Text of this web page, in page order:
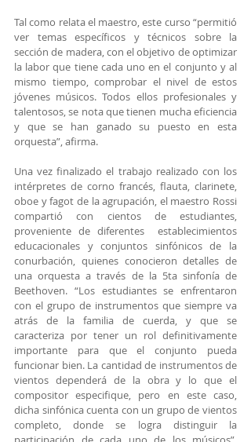
Tal como relata el maestro, este curso “permitió
ver temas específicos y técnicos sobre la
sección de madera, con el objetivo de optimizar
la labor que tiene cada uno en el conjunto y al
mismo tiempo, comprobar el nivel de estos
jóvenes músicos. Todos ellos profesionales y
talentosos, se nota que tienen mucha eficiencia
y que se han ganado su puesto en esta
orquesta”, afirma.
Una vez finalizado el trabajo realizado con los
intérpretes de corno francés, flauta, clarinete,
oboe y fagot de la agrupación, el maestro Rossi
compartió con cientos de estudiantes,
proveniente de diferentes  establecimientos
educacionales y conjuntos sinfónicos de la
conurbación, quienes conocieron detalles de
una orquesta a través de la 5ta sinfonía de
Beethoven. “Los estudiantes se enfrentaron
con el grupo de instrumentos que siempre va
atrás de la familia de cuerda, y que se
caracteriza por tener un rol definitivamente
importante para que el conjunto pueda
funcionar bien. La cantidad de instrumentos de
vientos dependerá de la obra y lo que el
compositor especifique, pero en este caso,
dicha sinfónica cuenta con un grupo de vientos
completo, donde se logra distinguir la